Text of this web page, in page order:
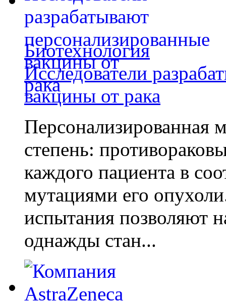
Биотехнология
Исследователи
вакцины от рака
Персонализированная
степень:
каждого пациента в
мутациями его
испытания позволяют
однажды стан...